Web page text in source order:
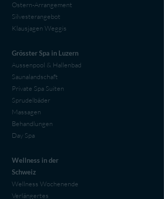
Ostern-Arrangement
Silvesterangebot
Klausjagen Weggis
Grösster Spa in Luzern
Aussenpool & Hallenbad
Saunalandschaft
Private Spa Suiten
Sprudelbäder
Massagen
Behandlungen
Day Spa
Wellness in der
Schweiz
Wellness Wochenende
Verlängertes